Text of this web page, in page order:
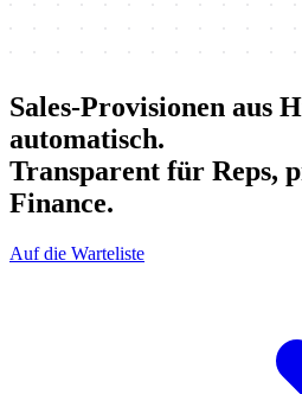
Sales-Provisionen aus
automatisch.
Transparent für Reps,
Finance.
Auf die Warteliste